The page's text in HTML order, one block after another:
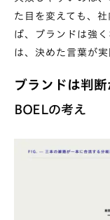
た目を変えても、
ば、ブランドは強
は、決めた言葉が
ブランドは判
BOELの考え